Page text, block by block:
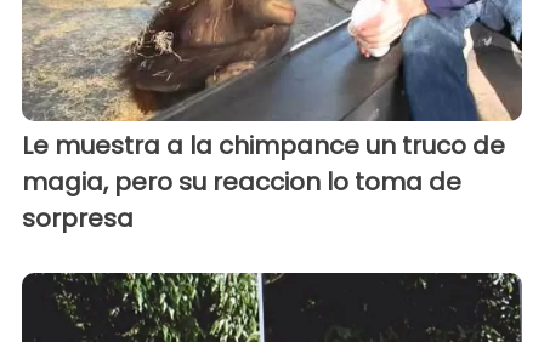
Le muestra a la chimpance un truco de
magia, pero su reaccion lo toma de
sorpresa